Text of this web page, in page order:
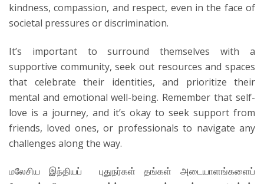
kindness, compassion, and respect, even in the face of
societal pressures or discrimination.
It’s important to surround themselves with a
supportive community, seek out resources and spaces
that celebrate their identities, and prioritize their
mental and emotional well-being. Remember that self-
love is a journey, and it’s okay to seek support from
friends, loved ones, or professionals to navigate any
challenges along the way.
மலேசிய இந்தியப் புதுநர்கள் தங்கள் அடையாளங்களைப்